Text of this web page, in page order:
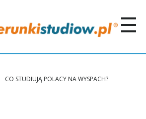
CO STUDIUJĄ POLACY NA WYSPACH?